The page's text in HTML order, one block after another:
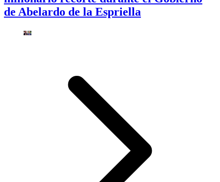
de Abelardo de la Espriella